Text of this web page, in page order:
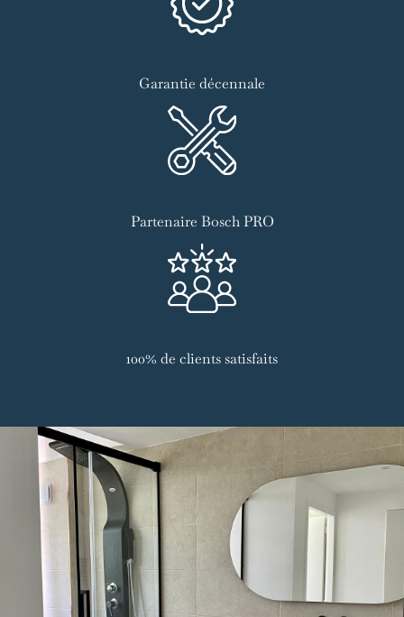
Garantie décennale
Partenaire Bosch PRO
100% de clients satisfaits